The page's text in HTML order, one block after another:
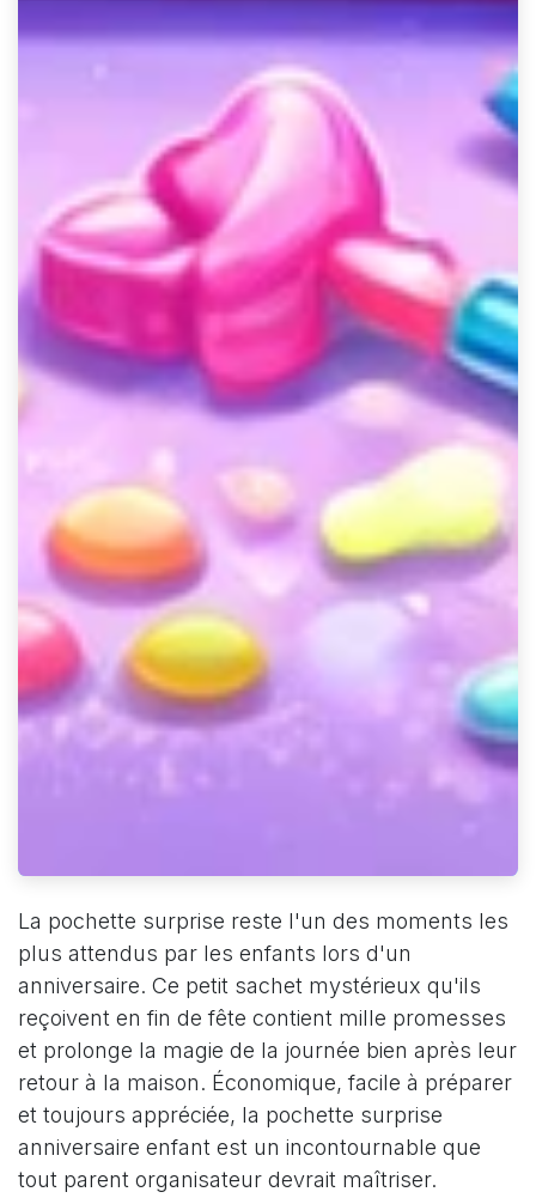
La pochette surprise reste l'un des moments les
plus attendus par les enfants lors d'un
anniversaire. Ce petit sachet mystérieux qu'ils
reçoivent en fin de fête contient mille promesses
et prolonge la magie de la journée bien après leur
retour à la maison. Économique, facile à préparer
et toujours appréciée, la pochette surprise
anniversaire enfant est un incontournable que
tout parent organisateur devrait maîtriser.